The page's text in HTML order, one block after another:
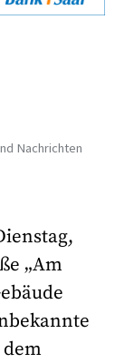
Nachrichten
„Am